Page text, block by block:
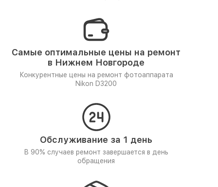
Самые оптимальные цены на ремонт
в Нижнем Новгороде
Конкурентные цены на ремонт фотоаппарата
Nikon D3200
Обслуживание за 1 день
В 90% случаев ремонт завершается в день
обращения